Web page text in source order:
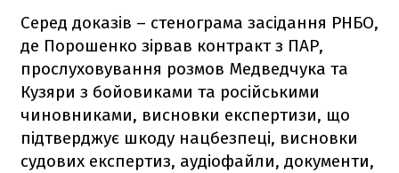
Серед доказів – стенограма засідання РНБО,
де Порошенко зірвав контракт з ПАР,
прослуховування розмов Медведчука та
Кузяри з бойовиками та російськими
чиновниками, висновки експертизи, що
підтверджує шкоду нацбезпеці, висновки
судових експертиз, аудіофайли, документи,